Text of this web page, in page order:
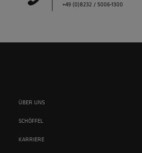
+49 (0)8232 / 5006-1300
ÜBER UNS
SCHÖFFEL
KARRIERE